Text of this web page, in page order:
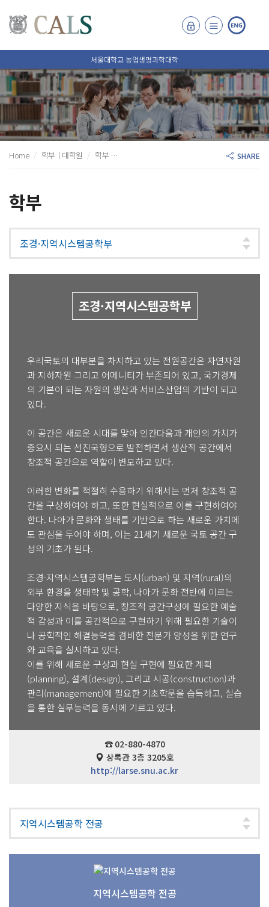
서울대학교 농업생명과학대학
Home 학부ㅣ대학원 학부 지역시스템공학 전공
SHARE
학부
조경·지역시스템공학부
우리국토의 대부분을 차지하고 있는 전원공간은 자연자원
과 지하자원 그리고 어메니티가 부존되어 있고, 국가경제
의 기본이 되는 자원의 생산과 서비스산업의 기반이 되고
있다.
이 공간은 새로운 시대를 맞아 인간다움과 개인의 가치가
중요시 되는 선진국형으로 발전하면서 생산적 공간에서
창조적 공간으로 역할이 변모하고 있다.
이러한 변화를 적절히 수용하기 위해서는 먼저 창조적 공
간을 구상하여야 하고, 또한 현실적으로 이를 구현하여야
한다. 나아가 문화와 생태를 기반으로 하는 새로운 가치에
도 관심을 두어야 하며, 이는 21세기 새로운 국토 공간 구
성의 기초가 된다.
조경·지역시스템공학부는 도시(urban) 및 지역(rural)의
외부 환경을 생태학 및 공학, 나아가 문화 전반에 이르는
다양한 지식을 바탕으로, 창조적 공간구성에 필요한 예술
적 감성과 이를 공간적으로 구현하기 위해 필요한 기술이
나 공학적인 해결능력을 겸비한 전문가 양성을 위한 연구
와 교육을 실시하고 있다.
이를 위해 새로운 구상과 현실 구현에 필요한 계획
(planning), 설계(design), 그리고 시공(construction)과
관리(management)에 필요한 기초학문을 습득하고, 실습
을 통한 실무능력을 동시에 기르고 있다.
☎ 02-880-4870
상록관 3층 3205호
http://larse.snu.ac.kr
지역시스템공학 전공